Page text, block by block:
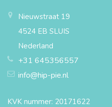
Nieuwstraat 19
4524 EB SLUIS
Nederland
+31 645356557
info@hip-pie.nl
KVK nummer: 20171622